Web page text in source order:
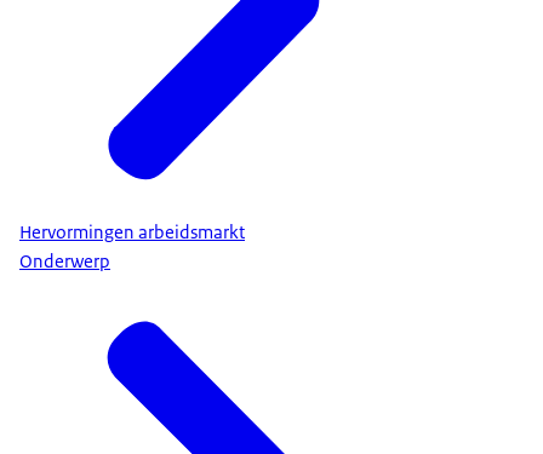
Hervormingen arbeidsmarkt
Onderwerp